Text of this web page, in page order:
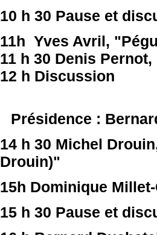
10 h 30 Pause et
11h Yves Avril,
11 h 30 Denis
12 h Discussion
Présidence :
14 h 30 Michel
Drouin)"
15h Dominique
15 h 30 Pause et